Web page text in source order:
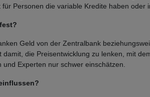
Personen die variable Kredite haben oder
Geld von der Zentralbank
die Preisentwicklung zu lenken, mit
Experten nur schwer einschätzen.